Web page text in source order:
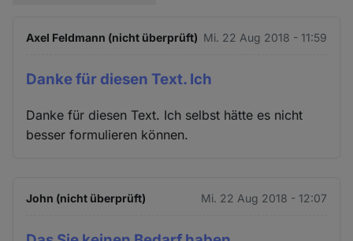
Axel Feldmann (nicht überprüft) Mi. 22 Aug 2018 - 11:59
Danke für diesen Text. Ich
Danke für diesen Text. Ich selbst hätte es nicht
besser formulieren können.
John (nicht überprüft) Mi. 22 Aug 2018 - 12:07